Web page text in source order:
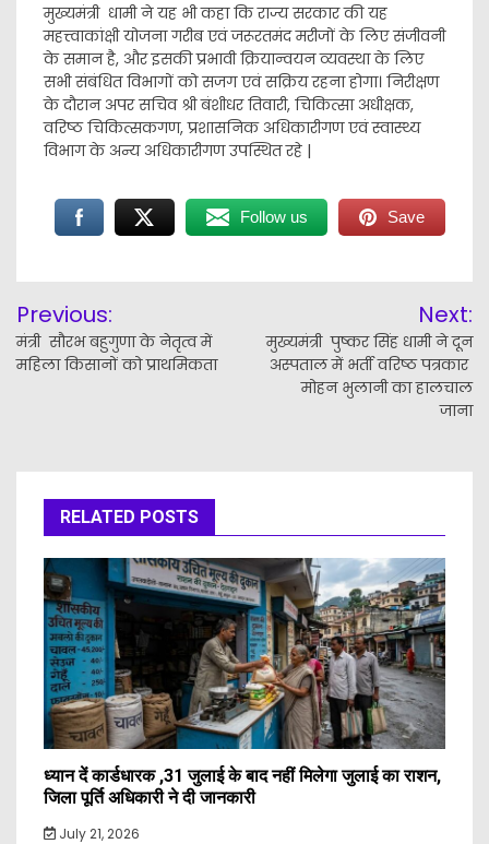
मुख्यमंत्री धामी ने यह भी कहा कि राज्य सरकार की यह
महत्त्वाकांक्षी योजना गरीब एवं जरूरतमंद मरीजों के लिए संजीवनी
के समान है, और इसकी प्रभावी क्रियान्वयन व्यवस्था के लिए
सभी संबंधित विभागों को सजग एवं सक्रिय रहना होगा। निरीक्षण
के दौरान अपर सचिव श्री बंशीधर तिवारी, चिकित्सा अधीक्षक,
वरिष्ठ चिकित्सकगण, प्रशासनिक अधिकारीगण एवं स्वास्थ्य
विभाग के अन्य अधिकारीगण उपस्थित रहे |
Follow us Save
navigation
Previous:
मंत्री सौरभ बहुगुणा के नेतृत्व में
महिला किसानों को प्राथमिकता
Next:
मुख्यमंत्री पुष्कर सिंह धामी ने दून
अस्पताल में भर्ती वरिष्ठ पत्रकार
मोहन भुलानी का हालचाल
जाना
RELATED POSTS
ध्यान दें कार्डधारक ,31 जुलाई के बाद नहीं मिलेगा जुलाई का राशन,
जिला पूर्ति अधिकारी ने दी जानकारी
July 21, 2026